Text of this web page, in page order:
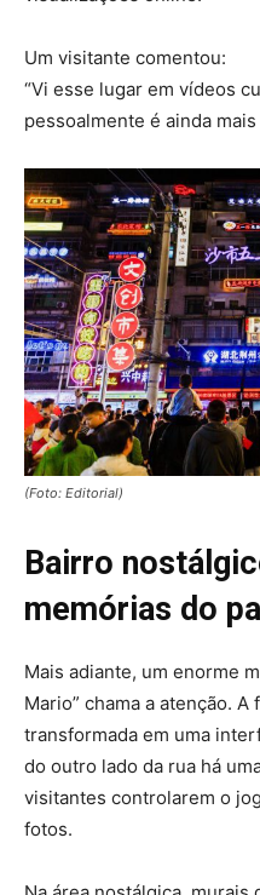
Um visitante comentou:
“Vi esse lugar em vídeos
pessoalmente é ainda
(Foto: Editorial)
Bairro
memórias do
Mais adiante, um enorme
Mario” chama a atenção.
transformada em uma
do outro lado da rua há
visitantes controlarem o
fotos.